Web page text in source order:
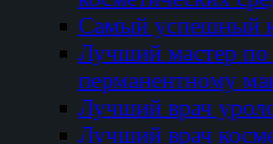
Самый успешный
Лучший мастер по
перманентному
Лучший врач
Лучший врач